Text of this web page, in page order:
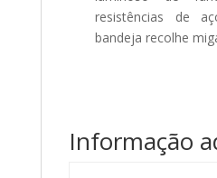
resistências de
bandeja recolhe
Informação